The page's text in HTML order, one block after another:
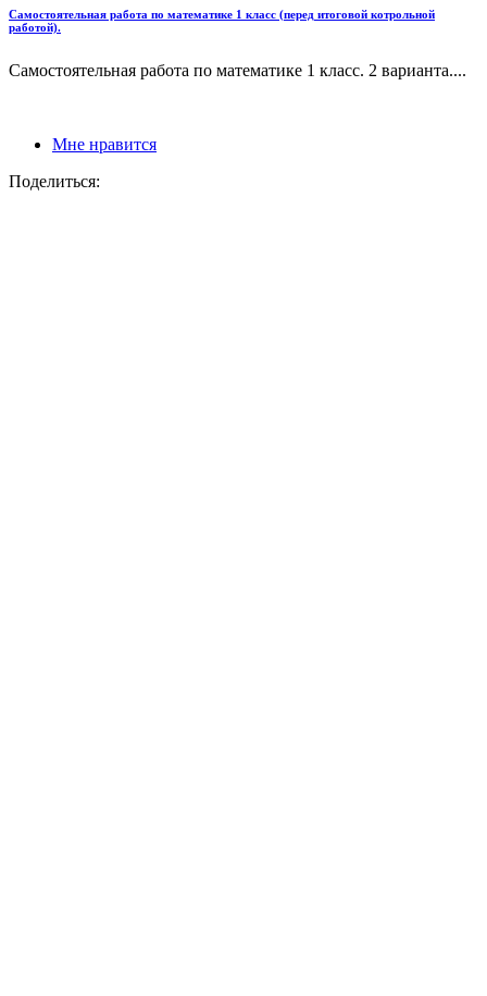
Самостоятельная работа по математике 1 класс (перед итоговой котрольной
работой).
Самостоятельная работа по математике 1 класс. 2 варианта....
Мне нравится
Поделиться: